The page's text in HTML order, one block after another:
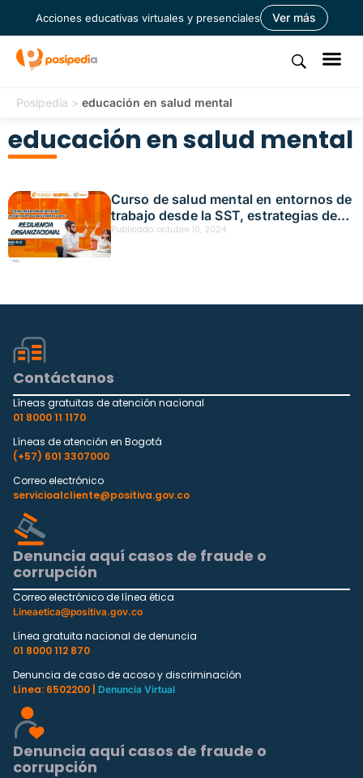
Acciones educativas virtuales y presenciales Ver más
Posipedia > educación en salud mental
educación en salud mental
Curso de salud mental en entornos de
trabajo desde la SST, estrategias de
afrontamiento y resiliencia – Acción
educativa presencial – Medellín Fecha:
Publicado: octubre 10, 2024
Contáctanos
Líneas gratuitas de atención nacional
01 8000 11 1170
Líneas de atención en Bogotá
(+57) 601 3307000
Correo electrónico
servicioalcliente@positiva.gov.co
Denuncia aquí casos de fraude o
corrupción
Correo electrónico de línea ética
Lineaetica@positiva.gov.co
Línea gratuita nacional de denuncia
01 8000 112 870
Denuncia de caso de acoso y discriminación
Línea: 6502200 |
Denuncia Virtual
Denuncia aquí casos de fraude o
corrupción